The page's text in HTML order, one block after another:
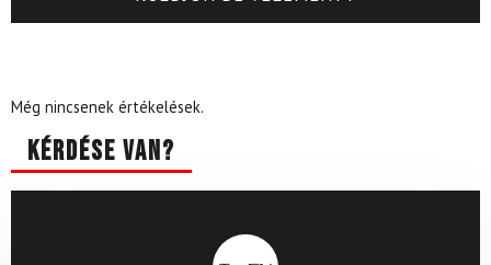
Még nincsenek értékelések.
Kérdése van?